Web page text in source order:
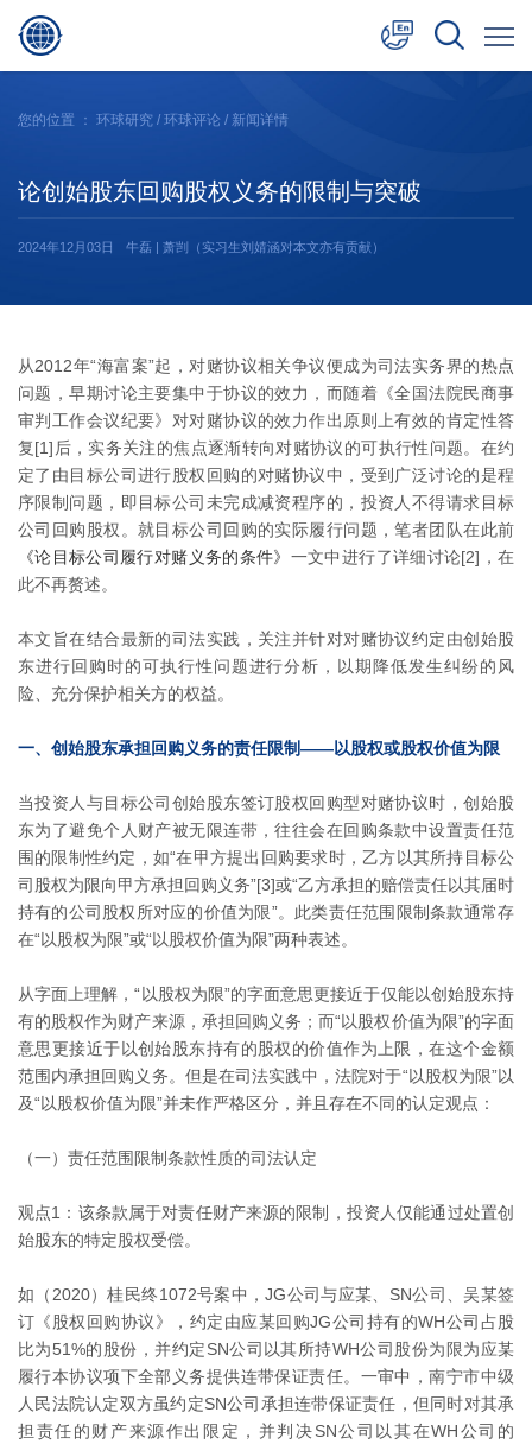
日本語
您的位置 ： 环球研究 / 环球评论 / 新闻详情
论创始股东回购股权义务的限制与突破
2024年12月03日 牛磊 | 萧剀（实习生刘婧涵对本文亦有贡献）
从2012年“海富案”起，对赌协议相关争议便成为司法实务界的热点
问题，早期讨论主要集中于协议的效力，而随着《全国法院民商事
审判工作会议纪要》对对赌协议的效力作出原则上有效的肯定性答
复[1]后，实务关注的焦点逐渐转向对赌协议的可执行性问题。在约
定了由目标公司进行股权回购的对赌协议中，受到广泛讨论的是程
序限制问题，即目标公司未完成减资程序的，投资人不得请求目标
公司回购股权。就目标公司回购的实际履行问题，笔者团队在此前
《论目标公司履行对赌义务的条件》 一文中进行了详细讨论[2]，在
此不再赘述。
本文旨在结合最新的司法实践，关注并针对对赌协议约定由创始股
东进行回购时的可执行性问题进行分析，以期降低发生纠纷的风
险、充分保护相关方的权益。
一、创始股东承担回购义务的责任限制——以股权或股权价值为限
当投资人与目标公司创始股东签订股权回购型对赌协议时，创始股
东为了避免个人财产被无限连带，往往会在回购条款中设置责任范
围的限制性约定，如“在甲方提出回购要求时，乙方以其所持目标公
司股权为限向甲方承担回购义务”[3]或“乙方承担的赔偿责任以其届时
持有的公司股权所对应的价值为限”。此类责任范围限制条款通常存
在“以股权为限”或“以股权价值为限”两种表述。
从字面上理解，“以股权为限”的字面意思更接近于仅能以创始股东持
有的股权作为财产来源，承担回购义务；而“以股权价值为限”的字面
意思更接近于以创始股东持有的股权的价值作为上限，在这个金额
范围内承担回购义务。但是在司法实践中，法院对于“以股权为限”以
及“以股权价值为限”并未作严格区分，并且存在不同的认定观点：
（一）责任范围限制条款性质的司法认定
观点1：该条款属于对责任财产来源的限制，投资人仅能通过处置创
始股东的特定股权受偿。
如（2020）桂民终1072号案中，JG公司与应某、SN公司、吴某签
订《股权回购协议》，约定由应某回购JG公司持有的WH公司占股
比为51%的股份，并约定SN公司以其所持WH公司股份为限为应某
履行本协议项下全部义务提供连带保证责任。一审中，南宁市中级
人民法院认定双方虽约定SN公司承担连带保证责任，但同时对其承
担责任的财产来源作出限定，并判决SN公司以其在WH公司的